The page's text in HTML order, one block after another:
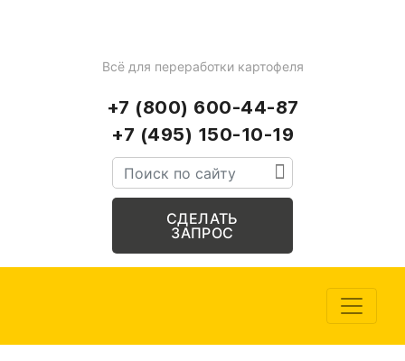
Всё для переработки картофеля
+7 (800) 600-44-87
+7 (495) 150-10-19
СДЕЛАТЬ
ЗАПРОС